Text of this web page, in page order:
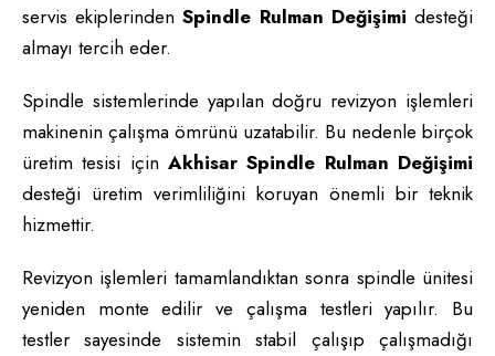
servis ekiplerindenSpindle Rulman Değişimi desteği
almayı tercih eder.
Spindle sistemlerinde yapılan doğru revizyon işlemleri
makinenin çalışma ömrünü uzatabilir. Bu nedenle birçok
üretim tesisi için Akhisar Spindle Rulman Değişimi
desteği üretim verimliliğini koruyan önemli bir teknik
hizmettir.
Revizyon işlemleri tamamlandıktan sonra spindle ünitesi
yeniden monte edilir ve çalışma testleri yapılır. Bu
testler sayesinde sistemin stabil çalışıp çalışmadığı